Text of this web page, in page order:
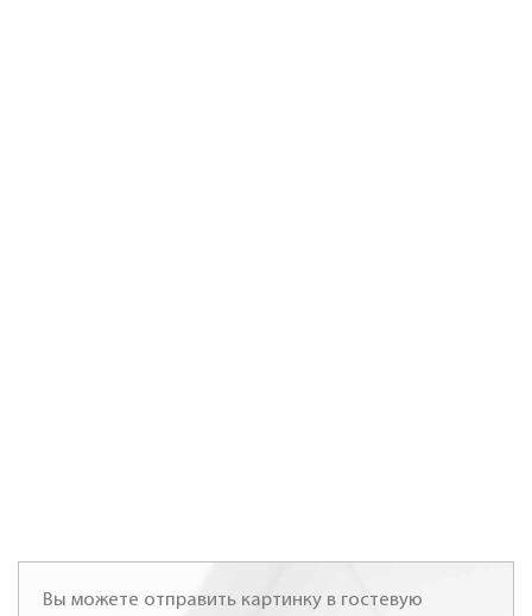
Вы можете отправить картинку в гостевую